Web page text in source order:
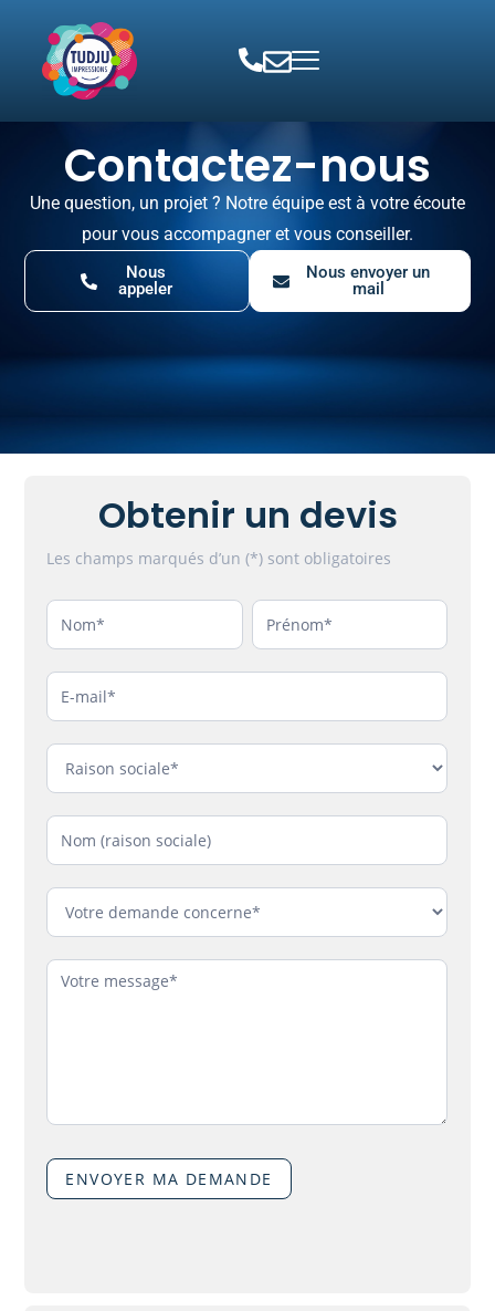
Contactez-nous
Une question, un projet ? Notre équipe est à votre écoute
pour vous accompagner et vous conseiller.
Nous
appeler
Nous envoyer un
mail
Obtenir un devis
Les champs marqués d’un (*) sont obligatoires
Nom Nom
ENVOYER MA DEMANDE